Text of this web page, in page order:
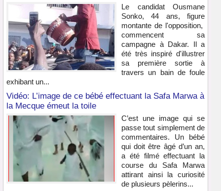
Le candidat Ousmane
Sonko, 44 ans, figure
montante de l'opposition,
commencent sa
campagne à Dakar. Il a
été très inspiré d'illustrer
sa première sortie à
travers un bain de foule
exhibant un...
Vidéo: L’image de ce bébé effectuant la Safa Marwa à
la Mecque émeut la toile
C’est une image qui se
passe tout simplement de
commentaires. Un bébé
qui doit être âgé d’un an,
a été filmé effectuant la
course du Safa Marwa
attirant ainsi la curiosité
de plusieurs pèlerins...